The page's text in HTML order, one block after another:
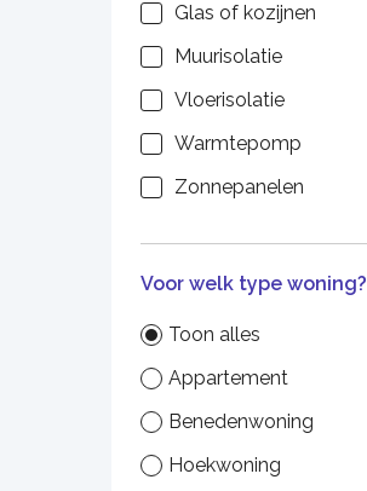
Glas of kozijnen
Muurisolatie
Vloerisolatie
Warmtepomp
Zonnepanelen
Voor welk type woning?
Toon alles
Appartement
Benedenwoning
Hoekwoning